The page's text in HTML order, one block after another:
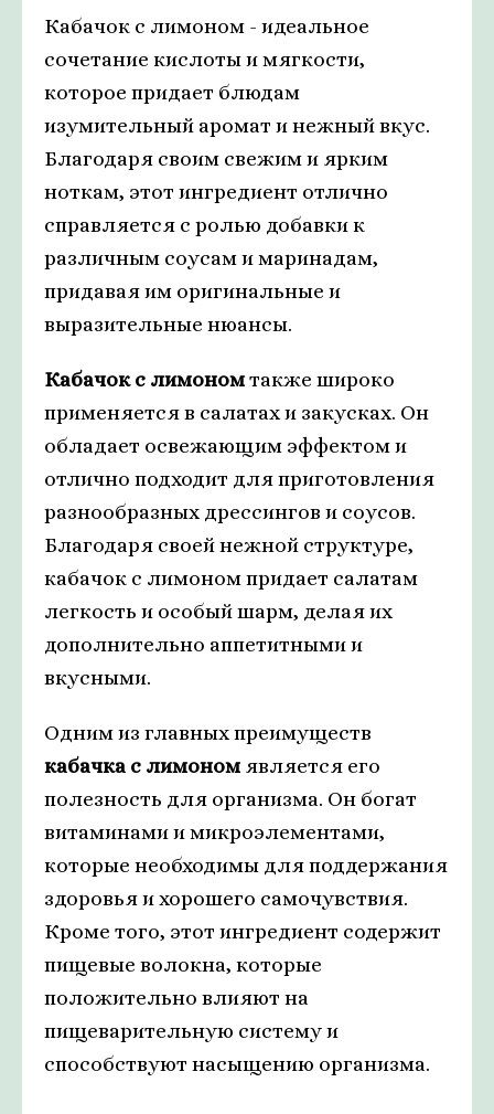
Кабачок с лимоном - идеальное
сочетание кислоты и мягкости,
которое придает блюдам
изумительный аромат и нежный вкус.
Благодаря своим свежим и ярким
ноткам, этот ингредиент отлично
справляется с ролью добавки к
различным соусам и маринадам,
придавая им оригинальные и
выразительные нюансы.
Кабачок с лимономтакже широко
применяется в салатах и закусках. Он
обладает освежающим эффектом и
отлично подходит для приготовления
разнообразных дрессингов и соусов.
Благодаря своей нежной структуре,
кабачок с лимоном придает салатам
легкость и особый шарм, делая их
дополнительно аппетитными и
вкусными.
Одним из главных преимуществ
кабачка с лимоном является его
полезность для организма. Он богат
витаминами и микроэлементами,
которые необходимы для поддержания
здоровья и хорошего самочувствия.
Кроме того, этот ингредиент содержит
пищевые волокна, которые
положительно влияют на
пищеварительную систему и
способствуют насыщению организма.